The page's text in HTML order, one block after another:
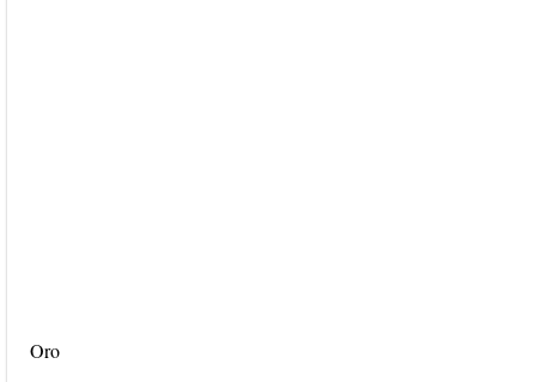
Oro